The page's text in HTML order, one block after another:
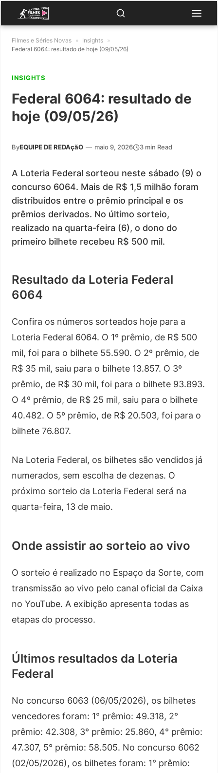
Filmes e Séries Novas » Insights »
Federal 6064: resultado de hoje (09/05/26)
INSIGHTS
Federal 6064: resultado de
hoje (09/05/26)
ByEQUIPE DE REDAçãO — maio 9, 2026 3 min Read
A Loteria Federal sorteou neste sábado (9) o
concurso 6064. Mais de R$ 1,5 milhão foram
distribuídos entre o prêmio principal e os
prêmios derivados. No último sorteio,
realizado na quarta-feira (6), o dono do
primeiro bilhete recebeu R$ 500 mil.
Resultado da Loteria Federal
6064
Confira os números sorteados hoje para a
Loteria Federal 6064. O 1º prêmio, de R$ 500
mil, foi para o bilhete 55.590. O 2º prêmio, de
R$ 35 mil, saiu para o bilhete 13.857. O 3º
prêmio, de R$ 30 mil, foi para o bilhete 93.893.
O 4º prêmio, de R$ 25 mil, saiu para o bilhete
40.482. O 5º prêmio, de R$ 20.503, foi para o
bilhete 76.807.
Na Loteria Federal, os bilhetes são vendidos já
numerados, sem escolha de dezenas. O
próximo sorteio da Loteria Federal será na
quarta-feira, 13 de maio.
Onde assistir ao sorteio ao vivo
O sorteio é realizado no Espaço da Sorte, com
transmissão ao vivo pelo canal oficial da Caixa
no YouTube. A exibição apresenta todas as
etapas do processo.
Últimos resultados da Loteria
Federal
No concurso 6063 (06/05/2026), os bilhetes
vencedores foram: 1° prêmio: 49.318, 2°
prêmio: 42.308, 3° prêmio: 25.860, 4° prêmio:
47.307, 5° prêmio: 58.505. No concurso 6062
(02/05/2026), os bilhetes foram: 1° prêmio: